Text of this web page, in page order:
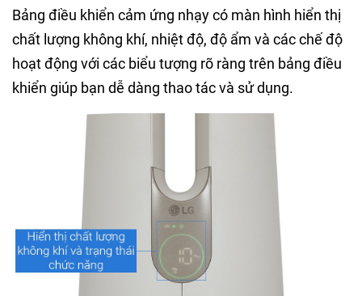
Bảng điều khiển cảm ứng nhạy có màn hình hiển thị
chất lượng không khí, nhiệt độ, độ ẩm và các chế độ
hoạt động với các biểu tượng rõ ràng trên bảng điều
khiển giúp bạn dễ dàng thao tác và sử dụng.